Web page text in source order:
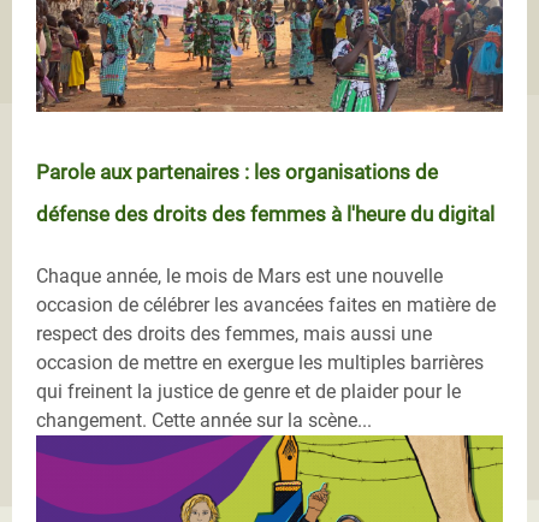
Parole aux partenaires : les organisations de
défense des droits des femmes à l'heure du digital
Chaque année, le mois de Mars est une nouvelle
occasion de célébrer les avancées faites en matière de
respect des droits des femmes, mais aussi une
occasion de mettre en exergue les multiples barrières
qui freinent la justice de genre et de plaider pour le
changement. Cette année sur la scène...